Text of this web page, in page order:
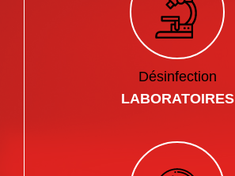
Désinfection
LABORATOIRES